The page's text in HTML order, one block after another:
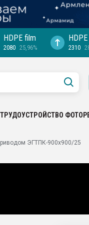
HDPE film
2080 25,96% 2310
ТРУДОУСТРОЙСТВО
ЭГТПК-900х900/25